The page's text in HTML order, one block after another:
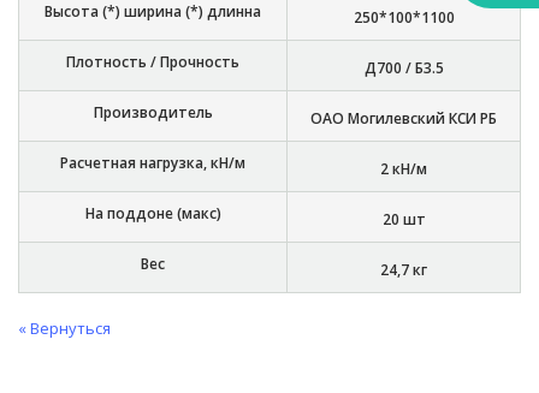
Высота (*) ширина (*) длинна 250*100*1100
Плотность / Прочность Д700 / Б3.5
Производитель ОАО Могилевский КСИ РБ
Расчетная нагрузка, кН/м 2 кН/м
На поддоне (макс) 20 шт
Вес 24,7 кг
« Вернуться